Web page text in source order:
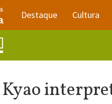
Destaque Cultura